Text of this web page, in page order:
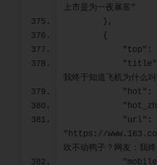
上市是为一夜暴富"
        },
        {
我终于知道飞机为什么
"https://
吹不动鸭子？网友：我